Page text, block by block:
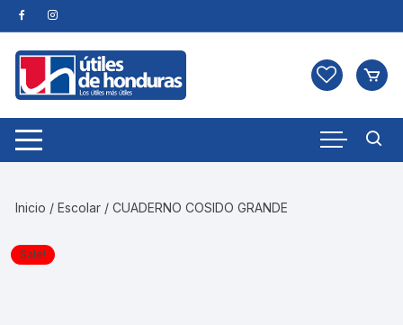
Skip
to
content
Inicio /Escolar / CUADERNO COSIDO GRANDE
Sale!